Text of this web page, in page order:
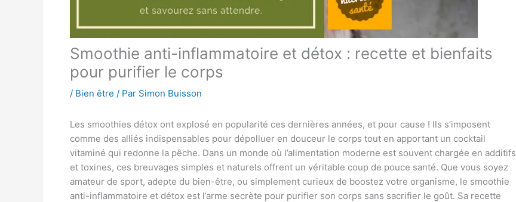
Smoothie anti-inflammatoire et détox : recette et bienfaits
pour purifier le corps
/ Bien être / Par Simon Buisson
Les smoothies détox ont explosé en popularité ces dernières années, et pour cause ! Ils s’imposent
comme des alliés indispensables pour dépolluer en douceur le corps tout en apportant un cocktail
vitaminé qui redonne la pêche. Dans un monde où l’alimentation moderne est souvent chargée en additifs
et toxines, ces breuvages simples et naturels offrent un véritable coup de pouce santé. Que vous soyez
amateur de sport, adepte du bien-être, ou simplement curieux de boostez votre organisme, le smoothie
anti-inflammatoire et détox est l’arme secrète pour purifier son corps sans sacrifier le goût. Sa recette